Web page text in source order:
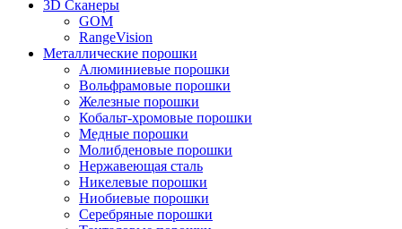
3D Сканеры
GOM
RangeVision
Металлические порошки
Алюминиевые порошки
Вольфрамовые порошки
Железные порошки
Кобальт-хромовые порошки
Медные порошки
Молибденовые порошки
Нержавеющая сталь
Никелевые порошки
Ниобиевые порошки
Серебряные порошки